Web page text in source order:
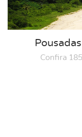
Confira